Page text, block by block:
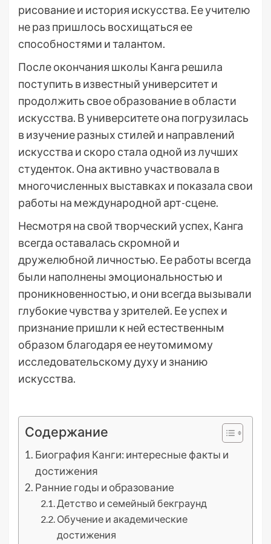
рисование и история искусства. Ее учителю
не раз пришлось восхищаться ее
способностями и талантом.
После окончания школы Канга решила
поступить в известный университет и
продолжить свое образование в области
искусства. В университете она погрузилась
в изучение разных стилей и направлений
искусства и скоро стала одной из лучших
студенток. Она активно участвовала в
многочисленных выставках и показала свои
работы на международной арт-сцене.
Несмотря на свой творческий успех, Канга
всегда оставалась скромной и
дружелюбной личностью. Ее работы всегда
были наполнены эмоциональностью и
проникновенностью, и они всегда вызывали
глубокие чувства у зрителей. Ее успех и
признание пришли к ней естественным
образом благодаря ее неутомимому
исследовательскому духу и знанию
искусства.
Содержание
Биография Канги: интересные факты и
достижения
Ранние годы и образование
Детство и семейный бекграунд
Обучение и академические
достижения